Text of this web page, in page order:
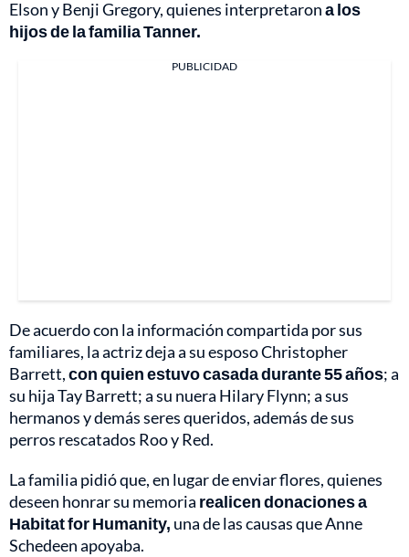
Elson y Benji Gregory, quienes interpretarona los
hijos de la familia Tanner.
PUBLICIDAD
De acuerdo con la información compartida por sus
familiares, la actriz deja a su esposo Christopher
Barrett,con quien estuvo casada durante 55 años; a
su hija Tay Barrett; a su nuera Hilary Flynn; a sus
hermanos y demás seres queridos, además de sus
perros rescatados Roo y Red.
La familia pidió que, en lugar de enviar flores, quienes
deseen honrar su memoria realicen donaciones a
Habitat for Humanity, una de las causas que Anne
Schedeen apoyaba.